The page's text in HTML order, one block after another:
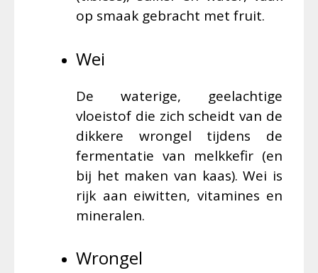
op smaak gebracht met fruit.
Wei
De waterige, geelachtige
vloeistof die zich scheidt van de
dikkere wrongel tijdens de
fermentatie van melkkefir (en
bij het maken van kaas). Wei is
rijk aan eiwitten, vitamines en
mineralen.
Wrongel